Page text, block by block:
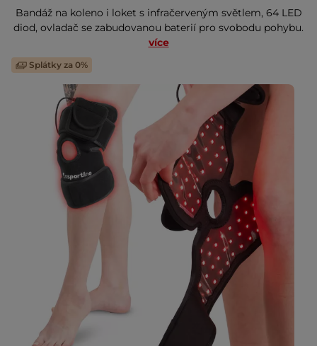
Bandáž na koleno i loket s infračerveným světlem, 64 LED
diod, ovladač se zabudovanou baterií pro svobodu pohybu.
více
Splátky za 0%